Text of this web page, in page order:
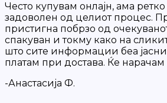
Често купувам онлајн, ама
задоволен од целиот процес.
пристигна побрзо од
спакуван и токму како на
што сите информации беа
платам при достава. Ќе нарачам
-Анастасија Ф.